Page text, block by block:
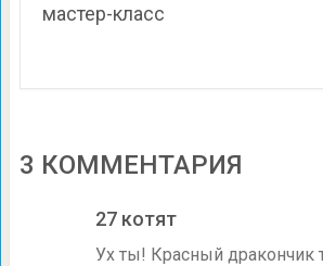
мастер-класс
3 КОММЕНТАРИЯ
27 котят
Ух ты! Красный дракончик